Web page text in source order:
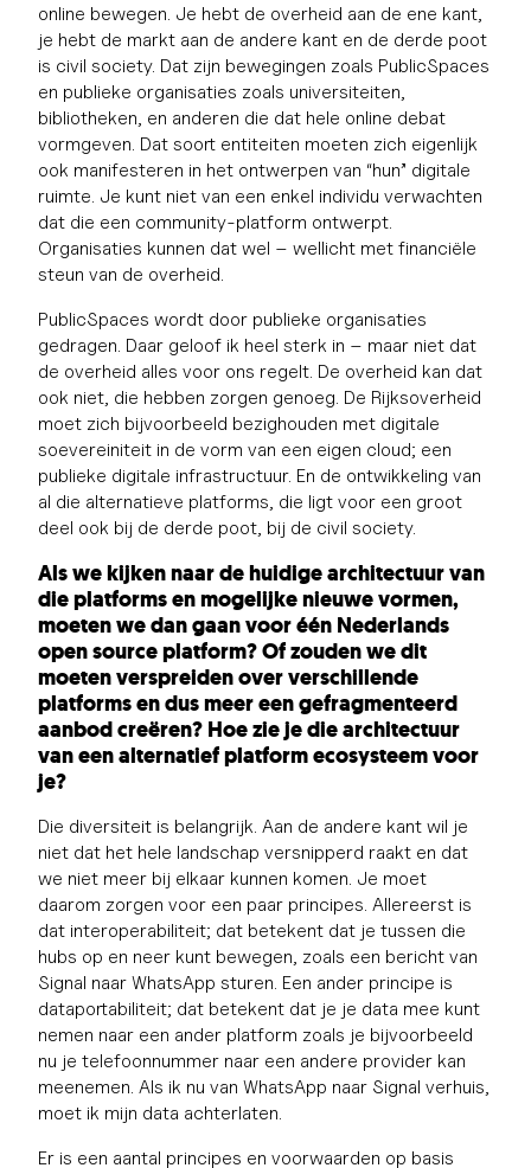
online bewegen. Je hebt de overheid aan de ene kant,
je hebt de markt aan de andere kant en de derde poot
is civil society. Dat zijn bewegingen zoals PublicSpaces
en publieke organisaties zoals universiteiten,
bibliotheken, en anderen die dat hele online debat
vormgeven. Dat soort entiteiten moeten zich eigenlijk
ook manifesteren in het ontwerpen van “hun” digitale
ruimte. Je kunt niet van een enkel individu verwachten
dat die een community-platform ontwerpt.
Organisaties kunnen dat wel – wellicht met financiële
steun van de overheid.
PublicSpaces wordt door publieke organisaties
gedragen. Daar geloof ik heel sterk in – maar niet dat
de overheid alles voor ons regelt. De overheid kan dat
ook niet, die hebben zorgen genoeg. De Rijksoverheid
moet zich bijvoorbeeld bezighouden met digitale
soevereiniteit in de vorm van een eigen cloud; een
publieke digitale infrastructuur. En de ontwikkeling van
al die alternatieve platforms, die ligt voor een groot
deel ook bij de derde poot, bij de civil society.
Als we kijken naar de huidige architectuur van
die platforms en mogelijke nieuwe vormen,
moeten we dangaan vooréén Nederlands
open source platform? Of zouden we dit
moeten verspreiden over verschillende
platforms en dus meer een gefragmenteerd
aanbod creëren? Hoe zie je die architectuur
van een alternatief platform ecosysteem voor
je?
Die diversiteit is belangrijk. Aan de andere kant wil je
niet dat het hele landschap versnipperd raakt en dat
we niet meer bij elkaar kunnen komen. Je moet
daarom zorgen voor een paar principes. Allereerst is
dat interoperabiliteit; dat betekent dat je tussen die
hubs op en neer kunt bewegen, zoals een bericht van
Signal naar WhatsApp sturen. Een ander principe is
dataportabiliteit; dat betekent dat je je data mee kunt
nemen naar een ander platform zoals je bijvoorbeeld
nu je telefoonnummer naar een andere provider kan
meenemen. Als ik nu van WhatsApp naar Signal verhuis,
moet ik mijn data achterlaten.
Er is een aantal principes en voorwaarden op basis